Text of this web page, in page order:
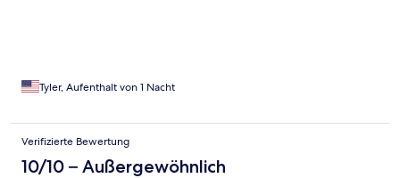
Tyler, Aufenthalt von 1 Nacht
Verifizierte Bewertung
10/10 – Außergewöhnlich